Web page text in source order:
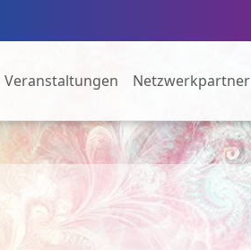
Veranstaltungen Netzwerkpartner